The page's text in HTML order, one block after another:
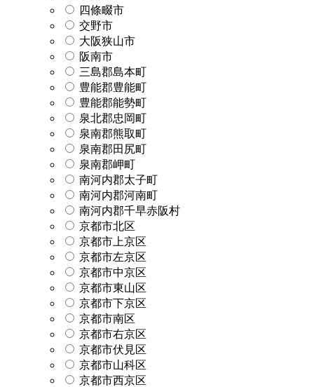
四條畷市
交野市
大阪狭山市
阪南市
三島郡島本町
豊能郡豊能町
豊能郡能勢町
泉北郡忠岡町
泉南郡熊取町
泉南郡田尻町
泉南郡岬町
南河内郡太子町
南河内郡河南町
南河内郡千早赤阪村
京都市北区
京都市上京区
京都市左京区
京都市中京区
京都市東山区
京都市下京区
京都市南区
京都市右京区
京都市伏見区
京都市山科区
京都市西京区